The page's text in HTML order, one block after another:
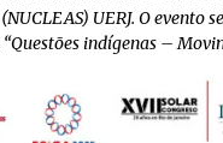
UERJ. O evento
indígenas –